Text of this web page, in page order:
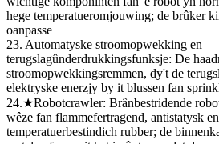
hege temperatueromjouwing; de brûker
oanpasse
23. Automatyske stroomopwekking en
terugslagûnderdrukkingsfunksje: De
stroomopwekkingsremmen, dy't de
elektryske enerzjy by it blussen fan
24.★Robotcrawler: Brânbestridende
wêze fan flammefertragend, antistatysk
temperatuerbestindich rubber; de